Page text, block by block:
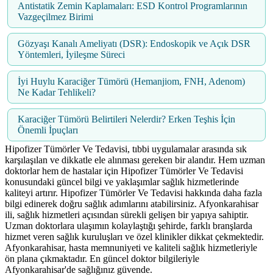
Antistatik Zemin Kaplamaları: ESD Kontrol Programlarının
Vazgeçilmez Birimi
Gözyaşı Kanalı Ameliyatı (DSR): Endoskopik ve Açık DSR
Yöntemleri, İyileşme Süreci
İyi Huylu Karaciğer Tümörü (Hemanjiom, FNH, Adenom)
Ne Kadar Tehlikeli?
Karaciğer Tümörü Belirtileri Nelerdir? Erken Teşhis İçin
Önemli İpuçları
Hipofizer Tümörler Ve Tedavisi, tıbbi uygulamalar arasında sık
karşılaşılan ve dikkatle ele alınması gereken bir alandır. Hem uzman
doktorlar hem de hastalar için Hipofizer Tümörler Ve Tedavisi
konusundaki güncel bilgi ve yaklaşımlar sağlık hizmetlerinde
kaliteyi artırır. Hipofizer Tümörler Ve Tedavisi hakkında daha fazla
bilgi edinerek doğru sağlık adımlarını atabilirsiniz. Afyonkarahisar
ili, sağlık hizmetleri açısından sürekli gelişen bir yapıya sahiptir.
Uzman doktorlara ulaşımın kolaylaştığı şehirde, farklı branşlarda
hizmet veren sağlık kuruluşları ve özel klinikler dikkat çekmektedir.
Afyonkarahisar, hasta memnuniyeti ve kaliteli sağlık hizmetleriyle
ön plana çıkmaktadır. En güncel doktor bilgileriyle
Afyonkarahisar'de sağlığınız güvende.